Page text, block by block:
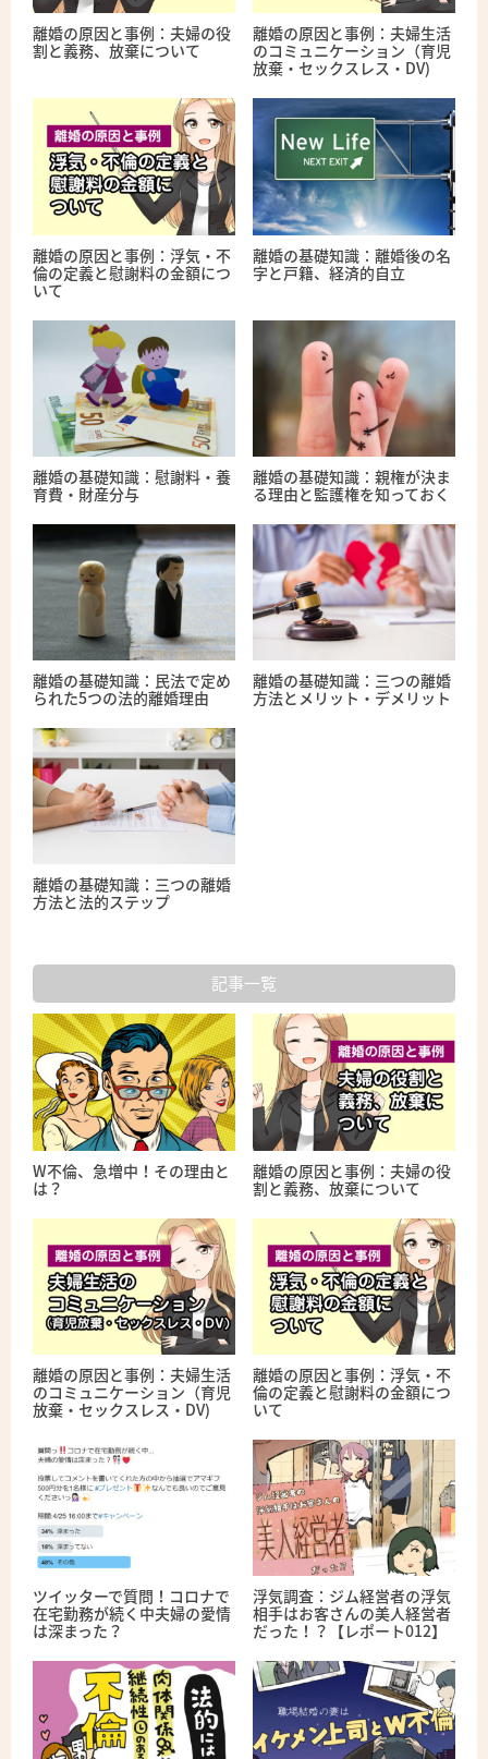
離婚の原因と事例：夫婦の役
割と義務、放棄について
離婚の原因と事例：夫婦生活
のコミュニケーション（育児
放棄・セックスレス・DV)
離婚の原因と事例：浮気・不
倫の定義と慰謝料の金額につ
いて
離婚の基礎知識：離婚後の名
字と戸籍、経済的自立
離婚の基礎知識：慰謝料・養
育費・財産分与
離婚の基礎知識：親権が決ま
る理由と監護権を知っておく
離婚の基礎知識：民法で定め
られた5つの法的離婚理由
離婚の基礎知識：三つの離婚
方法とメリット・デメリット
離婚の基礎知識：三つの離婚
方法と法的ステップ
記事一覧
W不倫、急増中！その理由と
は？
離婚の原因と事例：夫婦の役
割と義務、放棄について
離婚の原因と事例：夫婦生活
のコミュニケーション（育児
放棄・セックスレス・DV)
離婚の原因と事例：浮気・不
倫の定義と慰謝料の金額につ
いて
ツイッターで質問！コロナで
在宅勤務が続く中夫婦の愛情
は深まった？
浮気調査：ジム経営者の浮気
相手はお客さんの美人経営者
だった！？【レポート012】